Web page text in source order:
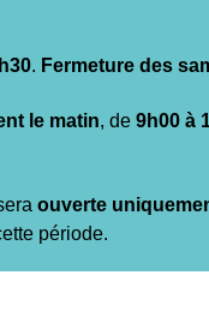
. Fermeture des
le matin, de 9h00 à
ouverte
période.